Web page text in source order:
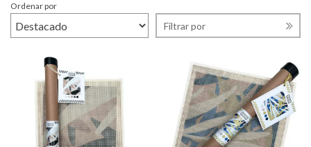
Ordenar por
Filtrar por